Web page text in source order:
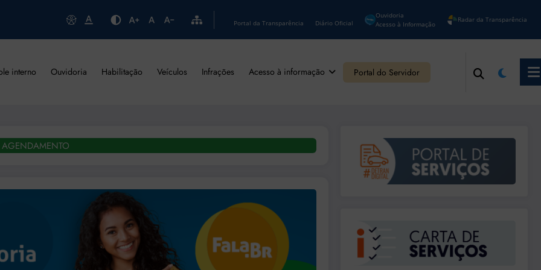
Portal da Transparência Diário Oficial
Ouvidoria
Acesso à Informação
Radar da Transparência
interno Ouvidoria Habilitação Veículos Infrações Acesso à informação Portal do Servidor
AGENDAMENTO